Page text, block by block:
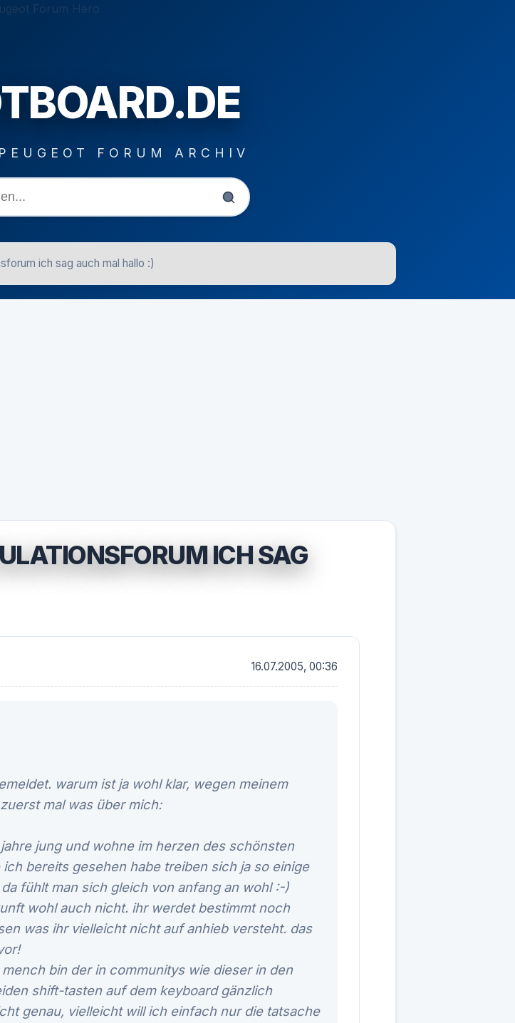
FORUM ARCHIV
ich sag auch mal hallo :)
ICH SAG
16.07.2005, 00:36
warum ist ja wohl klar, wegen meinem
mal was über mich:
jung und wohne im herzen des schönsten
bereits gesehen habe treiben sich ja so einige
fühlt man sich gleich von anfang an wohl :-)
wohl auch nicht. ihr werdet bestimmt noch
was ihr vielleicht nicht auf anhieb versteht. das
bin der in communitys wie dieser in den
shift-tasten auf dem keyboard gänzlich
genau, vielleicht will ich einfach nur die tatsache